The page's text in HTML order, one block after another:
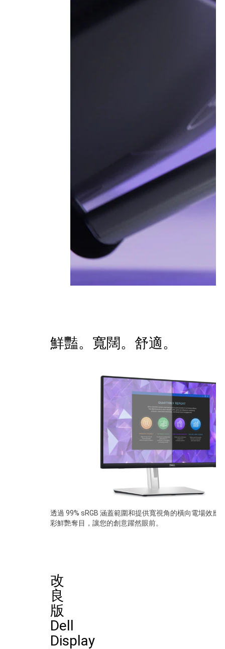
鮮豔。寬闊。舒適。
透過 99% sRGB 涵蓋範圍和提供寬視角的橫向電場效應
彩鮮艷奪目，讓您的創意躍然眼前。
改
良
版
Dell
Display